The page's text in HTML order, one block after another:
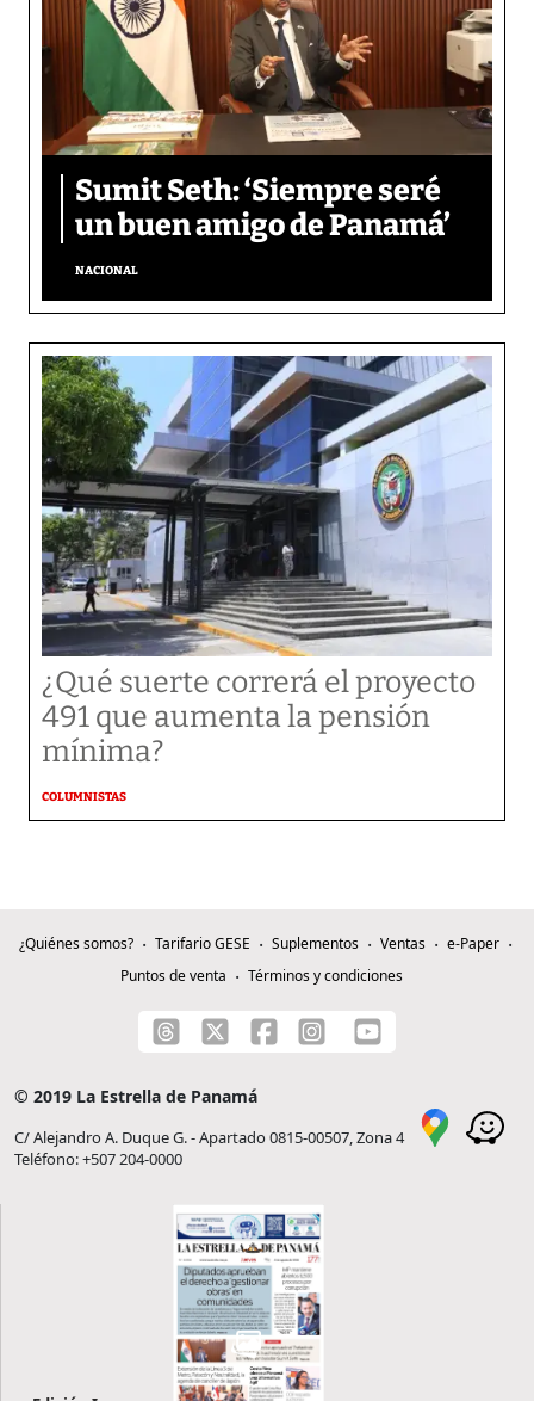
Sumit Seth: ‘Siempre seré
un buen amigo de Panamá’
NACIONAL
¿Qué suerte correrá el proyecto
491 que aumenta la pensión
mínima?
COLUMNISTAS
¿Quiénes somos? Tarifario GESE Suplementos Ventas
e-Paper
Puntos de venta
Términos y condiciones
© 2019 La Estrella de Panamá
C/ Alejandro A. Duque G. - Apartado 0815-00507, Zona 4
Teléfono: +507 204-0000